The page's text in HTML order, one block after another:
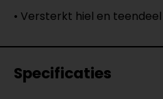
• Versterkt hiel en teendeel
Specificaties